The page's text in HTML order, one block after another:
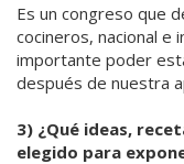
Es un congreso que
cocineros, nacional e
importante poder
después de nuestra
3) ¿Qué ideas,
elegido para